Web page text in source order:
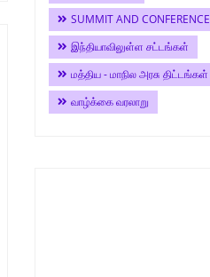
SUMMIT AND CONFERENCE
இந்தியாவிலுள்ள சட்டங்கள்
மத்திய - மாநில அரசு திட்டங்கள்
வாழ்க்கை வரலாறு